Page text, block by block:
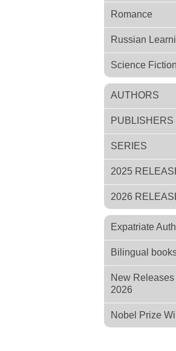
Romance
Russian
Science
AUTHORS
PUBLISHERS
SERIES
2025
2026
Expatriate
Bilingual
New Releases
2026
Nobel Prize